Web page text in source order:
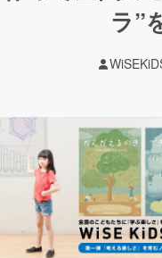
注目のリ 注目
ジェ
テクノロジ
映像・映画
ビジネス・
ラ”